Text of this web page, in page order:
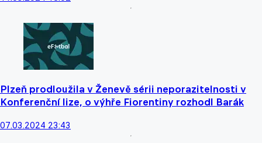
Plzeň prodloužila v Ženevě sérii neporazitelnosti v
Konferenční lize, o výhře Fiorentiny rozhodl Barák
07.03.2024 23:43